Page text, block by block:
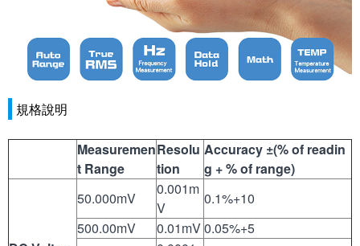
規格說明
Measuremen
t Range
Resolu
tion
Accuracy ±(% of readin
g + % of range)
50.000mV
0.001m
V
0.1%+10
500.00mV
0.01mV0.05%+5